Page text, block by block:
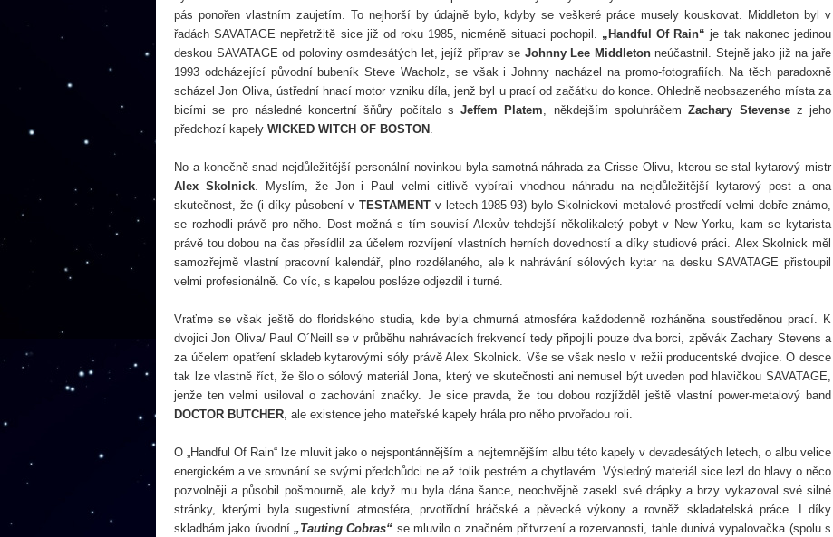
pás ponořen vlastním zaujetím. To nejhorší by údajně bylo, kdyby se veškeré práce musely kouskovat. Middleton byl v
řadách SAVATAGE nepřetržitě sice již od roku 1985, nicméně situaci pochopil. „Handful Of Rain“ je tak nakonec jedinou
deskou SAVATAGE od poloviny osmdesátých let, jejíž příprav se Johnny Lee Middletonneúčastnil. Stejně jako již na jaře
1993 odcházející původní bubeník Steve Wacholz, se však i Johnny nacházel na promo-fotografiích. Na těch paradoxně
scházel Jon Oliva, ústřední hnací motor vzniku díla, jenž byl u prací od začátku do konce. Ohledně neobsazeného místa za
bicími se pro následné koncertní šňůry počítalo sJeffem Platem, někdejším spoluhráčemZachary Stevensez jeho
předchozí kapely WICKED WITCH OF BOSTON .
No a konečně snad nejdůležitější personální novinkou byla samotná náhrada za Crisse Olivu, kterou se stal kytarový mistr
Alex Skolnick. Myslím, že Jon i Paul velmi citlivě vybírali vhodnou náhradu na nejdůležitější kytarový post a ona
skutečnost, že (i díky působení v TESTAMENTv letech 1985-93) bylo Skolnickovi metalové prostředí velmi dobře známo,
se rozhodli právě pro něho. Dost možná s tím souvisí Alexův tehdejší několikaletý pobyt v New Yorku, kam se kytarista
právě tou dobou na čas přesídlil za účelem rozvíjení vlastních herních dovedností a díky studiové práci. Alex Skolnick měl
samozřejmě vlastní pracovní kalendář, plno rozdělaného, ale k nahrávání sólových kytar na desku SAVATAGE přistoupil
velmi profesionálně. Co víc, s kapelou posléze odjezdil i turné.
Vraťme se však ještě do floridského studia, kde byla chmurná atmosféra každodenně rozháněna soustředěnou prací. K
dvojici Jon Oliva/ Paul O´Neill se v průběhu nahrávacích frekvencí tedy připojili pouze dva borci, zpěvák Zachary Stevens a
za účelem opatření skladeb kytarovými sóly právě Alex Skolnick. Vše se však neslo v režii producentské dvojice. O desce
tak lze vlastně říct, že šlo o sólový materiál Jona, který ve skutečnosti ani nemusel být uveden pod hlavičkou SAVATAGE,
jenže ten velmi usiloval o zachování značky. Je sice pravda, že tou dobou rozjížděl ještě vlastní power-metalový band
DOCTOR BUTCHER, ale existence jeho mateřské kapely hrála pro něho prvořadou roli.
O „Handful Of Rain“ lze mluvit jako o nejspontánnějším a nejtemnějším albu této kapely v devadesátých letech, o albu velice
energickém a ve srovnání se svými předchůdci ne až tolik pestrém a chytlavém. Výsledný materiál sice lezl do hlavy o něco
pozvolněji a působil pošmourně, ale když mu byla dána šance, neochvějně zasekl své drápky a brzy vykazoval své silné
stránky, kterými byla sugestivní atmosféra, prvotřídní hráčské a pěvecké výkony a rovněž skladatelská práce. I díky
skladbám jako úvodní „Tauting Cobras“ se mluvilo o značném přitvrzení a rozervanosti, tahle dunivá vypalovačka (spolu s